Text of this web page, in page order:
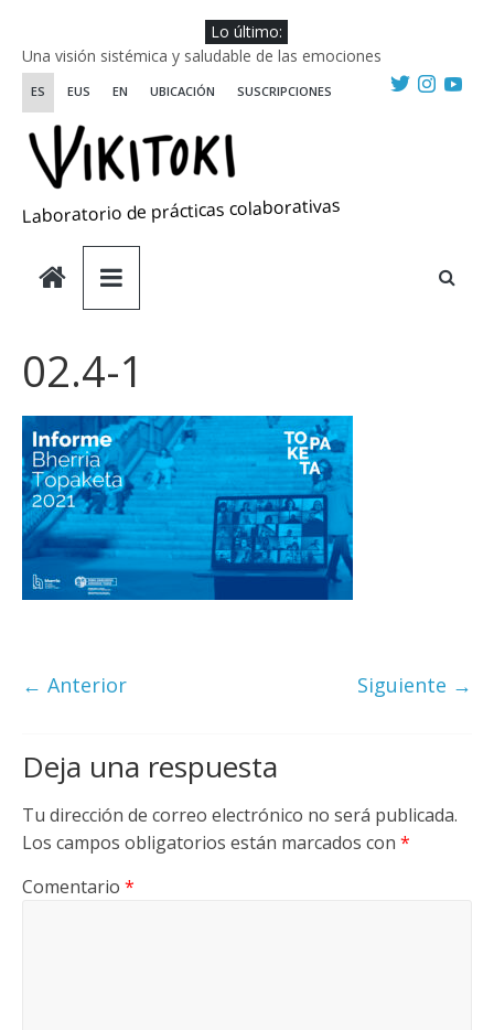
contenido
Lo último:
Una visión sistémica y saludable de las emociones
Investigando y haciendo desde-con las artes
WIKIRIKI ::: Convocatoria de residencias de investigación y
creación 2025
Escuela de Prácticas Transformadoras
ES EUS EN UBICACIÓN SUSCRIPCIONES
Laboratorio de prácticas colaborativas
02.4-1
← Anterior Siguiente →
Deja una respuesta
Tu dirección de correo electrónico no será publicada.
Los campos obligatorios están marcados con *
Comentario *